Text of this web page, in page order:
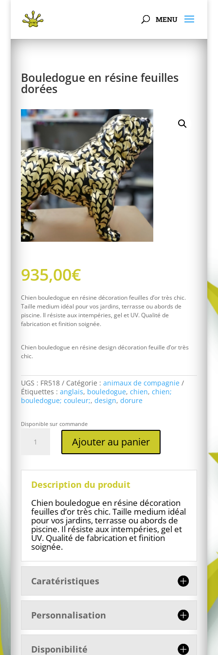
Bouledogue en résine feuilles
dorées
935,00€
Chien bouledogue en résine décoration feuilles d’or très chic.
Taille medium idéal pour vos jardins, terrasse ou abords de
piscine. Il résiste aux intempéries, gel et UV. Qualité de
fabrication et finition soignée.
Chien bouledogue en résine design décoration feuille d’or très
chic.
UGS : FR518 Catégorie : animaux de compagnie
Étiquettes : anglais, bouledogue, chien, chien;
bouledogue; couleur;, design, dorure
Disponible sur commande
dorées
Ajouter au panier
Description du produit
Chien bouledogue en résine décoration
feuilles d’or très chic. Taille medium idéal
pour vos jardins, terrasse ou abords de
piscine. Il résiste aux intempéries, gel et
UV. Qualité de fabrication et finition
soignée.
Caratéristiques
Personnalisation
Disponibilité